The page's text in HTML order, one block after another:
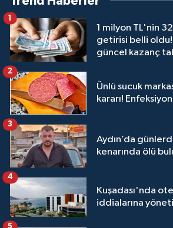
1 milyon TL'nin
getirisi belli oldu!
güncel kazanç
1
Ünlü sucuk
kararı!
2
Aydın’da
kenarında ölü
3
Kuşadası'nda
iddialarına
4
5